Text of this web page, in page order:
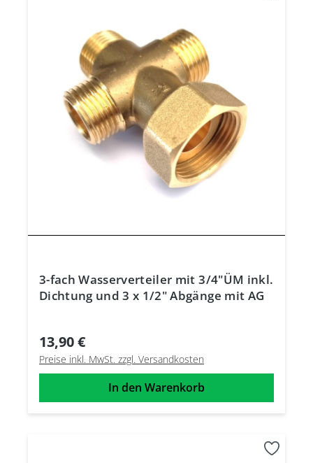
3-fach Wasserverteiler mit 3/4"ÜM inkl.
Dichtung und 3 x 1/2" Abgänge mit AG
13,90 €
Preise inkl. MwSt. zzgl. Versandkosten
In den Warenkorb